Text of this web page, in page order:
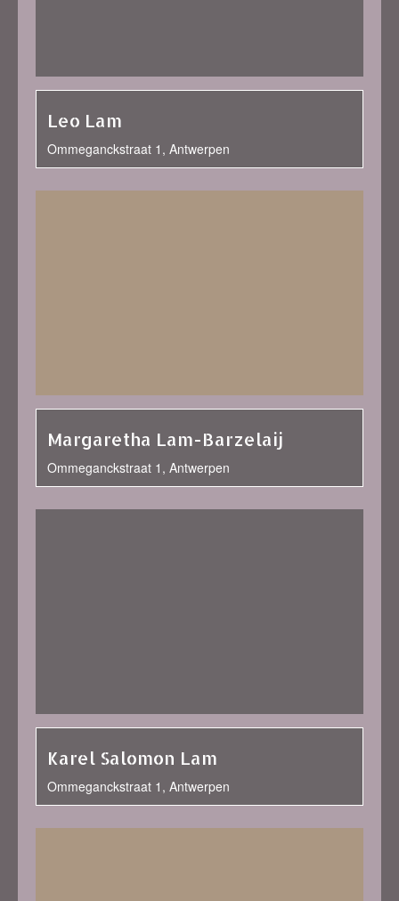
Leo Lam
Ommeganckstraat 1, Antwerpen
Margaretha Lam-Barzelaij
Ommeganckstraat 1, Antwerpen
Karel Salomon Lam
Ommeganckstraat 1, Antwerpen